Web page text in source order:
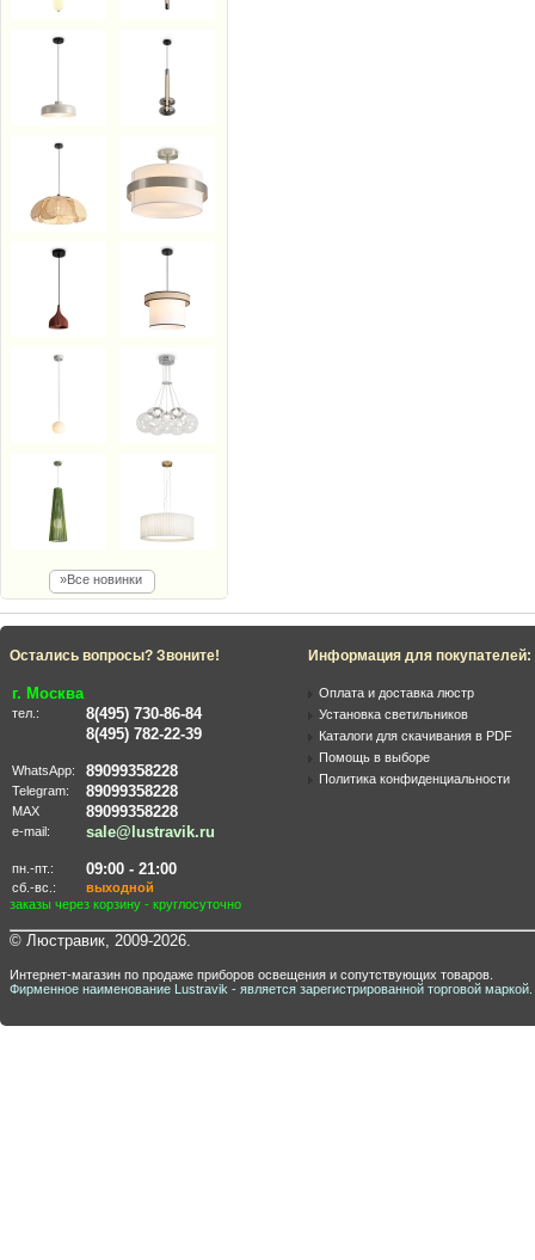
»Все новинки
Остались вопросы? Звоните!
г. Москва
тел.:
8(495) 730-86-84
8(495) 782-22-39
WhatsApp: 89099358228
Telegram: 89099358228
MAX 89099358228
e-mail: sale@lustravik.ru
пн.-пт.: 09:00 - 21:00
сб.-вс.:
выходной
заказы через корзину - круглосуточно
Информация для покупателей:
Оплата и доставка люстр
Установка светильников
Каталоги для скачивания в PDF
Помощь в выборе
Политика конфиденциальности
© Люстравик, 2009-2026.
Интернет-магазин по продаже приборов освещения и сопутствующих товаров.
Фирменное наименование Lustravik - является зарегистрированной торговой